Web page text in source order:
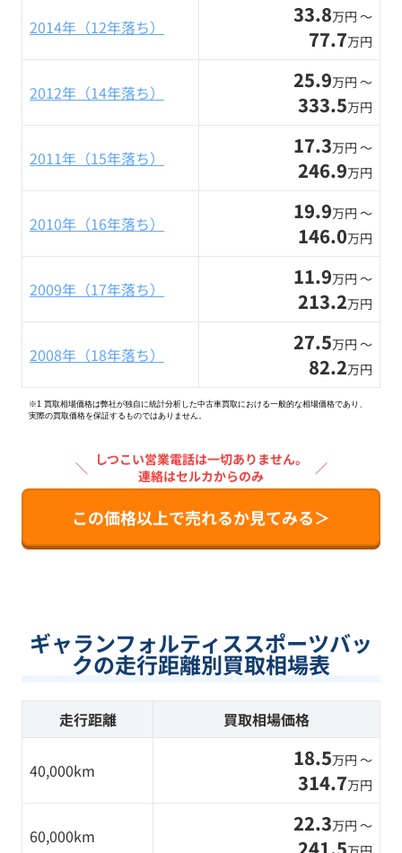
2014年（12年落ち） 33.8万円 〜
77.7万円
2012年（14年落ち） 25.9万円 〜
333.5万円
2011年（15年落ち） 17.3万円 〜
246.9万円
2010年（16年落ち） 19.9万円 〜
146.0万円
2009年（17年落ち） 11.9万円 〜
213.2万円
2008年（18年落ち） 27.5万円 〜
82.2万円
※1 買取相場価格は弊社が独自に統計分析した中古車買取における一般的な相場価格であり、
実際の買取価格を保証するものではありません。
＼ しつこい営業電話は一切ありません。
連絡はセルカからのみ
／
この価格以上で売れるか見てみる＞
ギャランフォルティススポーツバッ
クの走行距離別買取相場表
走行距離 買取相場価格
40,000km 18.5万円 〜
314.7万円
60,000km 22.3万円 〜